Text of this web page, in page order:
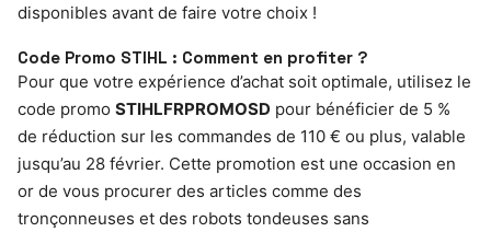
disponibles avant de faire votre choix !
Code Promo STIHL : Comment en profiter ?
Pour que votre expérience d’achat soit optimale, utilisez le
code promo STIHLFRPROMOSD pour bénéficier de 5 %
de réduction sur les commandes de 110 € ou plus, valable
jusqu’au 28 février. Cette promotion est une occasion en
or de vous procurer des articles comme des
tronçonneuses et des robots tondeuses sans